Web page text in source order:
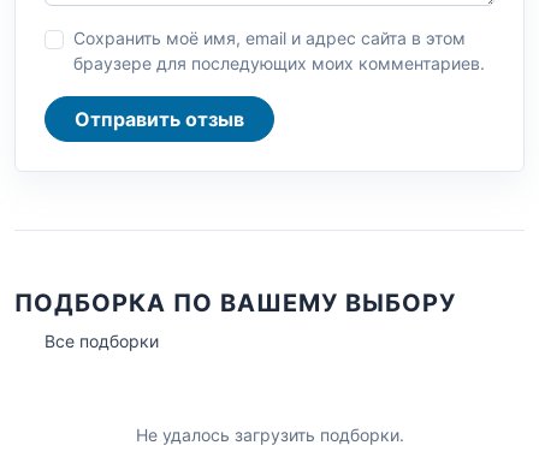
Сохранить моё имя, email и адрес сайта в этом
браузере для последующих моих комментариев.
Отправить отзыв
ПОДБОРКА ПО ВАШЕМУ ВЫБОРУ
Все подборки
Не удалось загрузить подборки.